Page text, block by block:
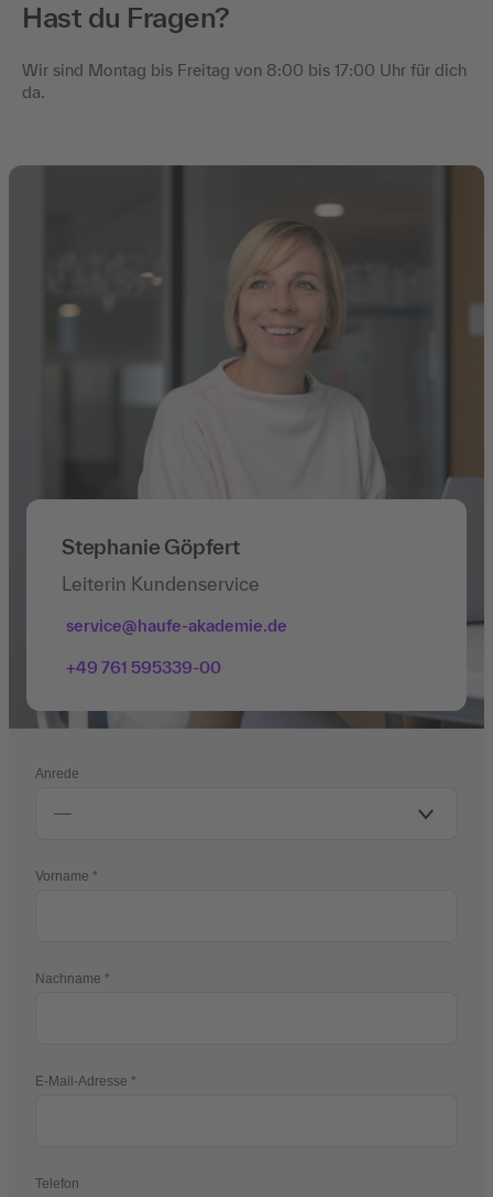
Hast du Fragen?
Wir sind Montag bis Freitag von 8:00 bis 17:00 Uhr für dich
da.
Stephanie Göpfert
Leiterin Kundenservice
service@haufe-akademie.de
+49 761 595339-00
Anrede
Vorname
Nachname
E-Mail-Adresse
Telefon